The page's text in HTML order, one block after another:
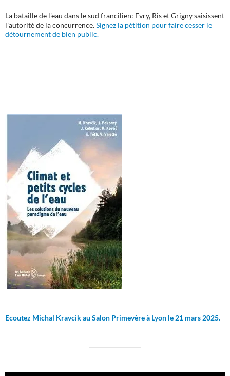
La bataille de l'eau dans le sud francilien: Evry, Ris et Grigny saisissent
l'autorité de la concurrence.Signez la pétition pour faire cesser le
détournement de bien public.
Ecoutez Michal Kravcik au Salon Primevère à Lyon le 21 mars 2025.